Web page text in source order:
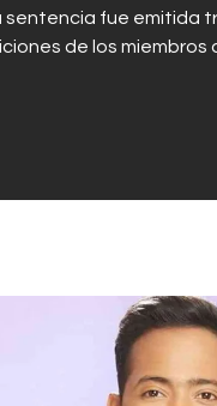
fue emitida
de los miembros